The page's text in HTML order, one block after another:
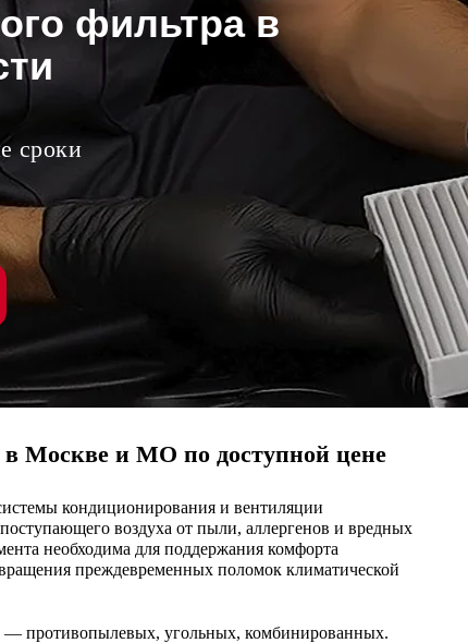
фильтра в
сроки
в Москве и МО по доступной цене
кондиционирования и вентиляции
воздуха от пыли, аллергенов и вредных
необходима для поддержания комфорта
преждевременных поломок климатической
— противопылевых, угольных, комбинированных.